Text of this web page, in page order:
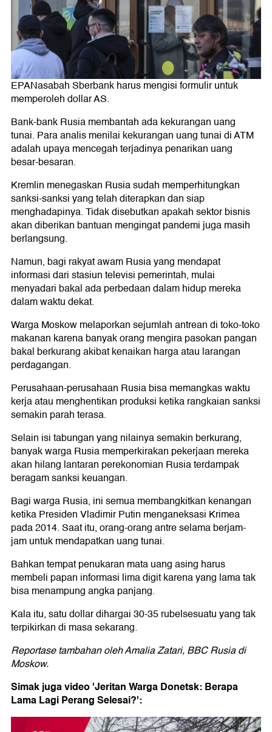
EPANasabah Sberbank harus mengisi formulir untuk
memperoleh dollar AS.
Bank-bank Rusia membantah ada kekurangan uang
tunai. Para analis menilai kekurangan uang tunai di ATM
adalah upaya mencegah terjadinya penarikan uang
besar-besaran.
Kremlin menegaskan Rusia sudah memperhitungkan
sanksi-sanksi yang telah diterapkan dan siap
menghadapinya. Tidak disebutkan apakah sektor bisnis
akan diberikan bantuan mengingat pandemi juga masih
berlangsung.
Namun, bagi rakyat awam Rusia yang mendapat
informasi dari stasiun televisi pemerintah, mulai
menyadari bakal ada perbedaan dalam hidup mereka
dalam waktu dekat.
Warga Moskow melaporkan sejumlah antrean di toko-toko
makanan karena banyak orang mengira pasokan pangan
bakal berkurang akibat kenaikan harga atau larangan
perdagangan.
Perusahaan-perusahaan Rusia bisa memangkas waktu
kerja atau menghentikan produksi ketika rangkaian sanksi
semakin parah terasa.
Selain isi tabungan yang nilainya semakin berkurang,
banyak warga Rusia memperkirakan pekerjaan mereka
akan hilang lantaran perekonomian Rusia terdampak
beragam sanksi keuangan.
Bagi warga Rusia, ini semua membangkitkan kenangan
ketika Presiden Vladimir Putin menganeksasi Krimea
pada 2014. Saat itu, orang-orang antre selama berjam-
jam untuk mendapatkan uang tunai.
Bahkan tempat penukaran mata uang asing harus
membeli papan informasi lima digit karena yang lama tak
bisa menampung angka panjang.
Kala itu, satu dollar dihargai 30-35 rubelsesuatu yang tak
terpikirkan di masa sekarang.
Reportase tambahan oleh Amalia Zatari, BBC Rusia di
Moskow.
Simak juga video 'Jeritan Warga Donetsk: Berapa
Lama Lagi Perang Selesai?':